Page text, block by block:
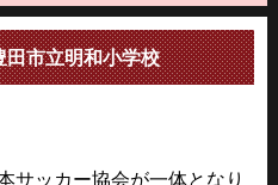
田市立明和小学校
サッカー協会が一体となり